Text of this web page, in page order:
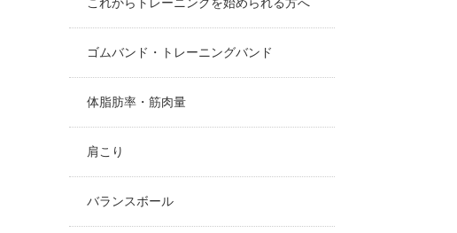
これからトレーニングを始められる方へ
ゴムバンド・トレーニングバンド
体脂肪率・筋肉量
肩こり
バランスボール